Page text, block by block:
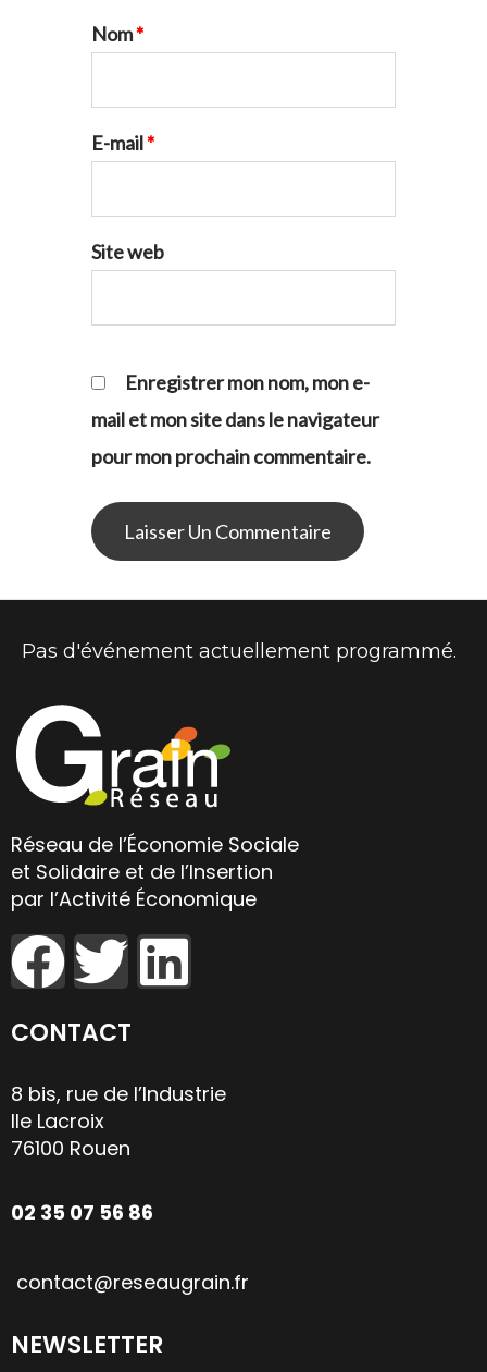
Nom*
E-mail*
Site web
Enregistrer mon nom, mon e-
mail et mon site dans le navigateur
pour mon prochain commentaire.
Pas d'événement actuellement programmé.
Réseau de l’Économie Sociale
et Solidaire et de l’Insertion
par l’Activité Économique
CONTACT
8 bis, rue de l’Industrie
Ile Lacroix
76100 Rouen
02 35 07 56 86
contact@reseaugrain.fr
NEWSLETTER